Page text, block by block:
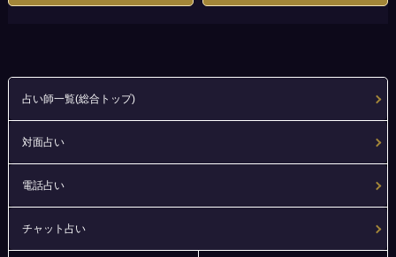
占い師一覧(総合トップ)
対面占い
電話占い
チャット占い